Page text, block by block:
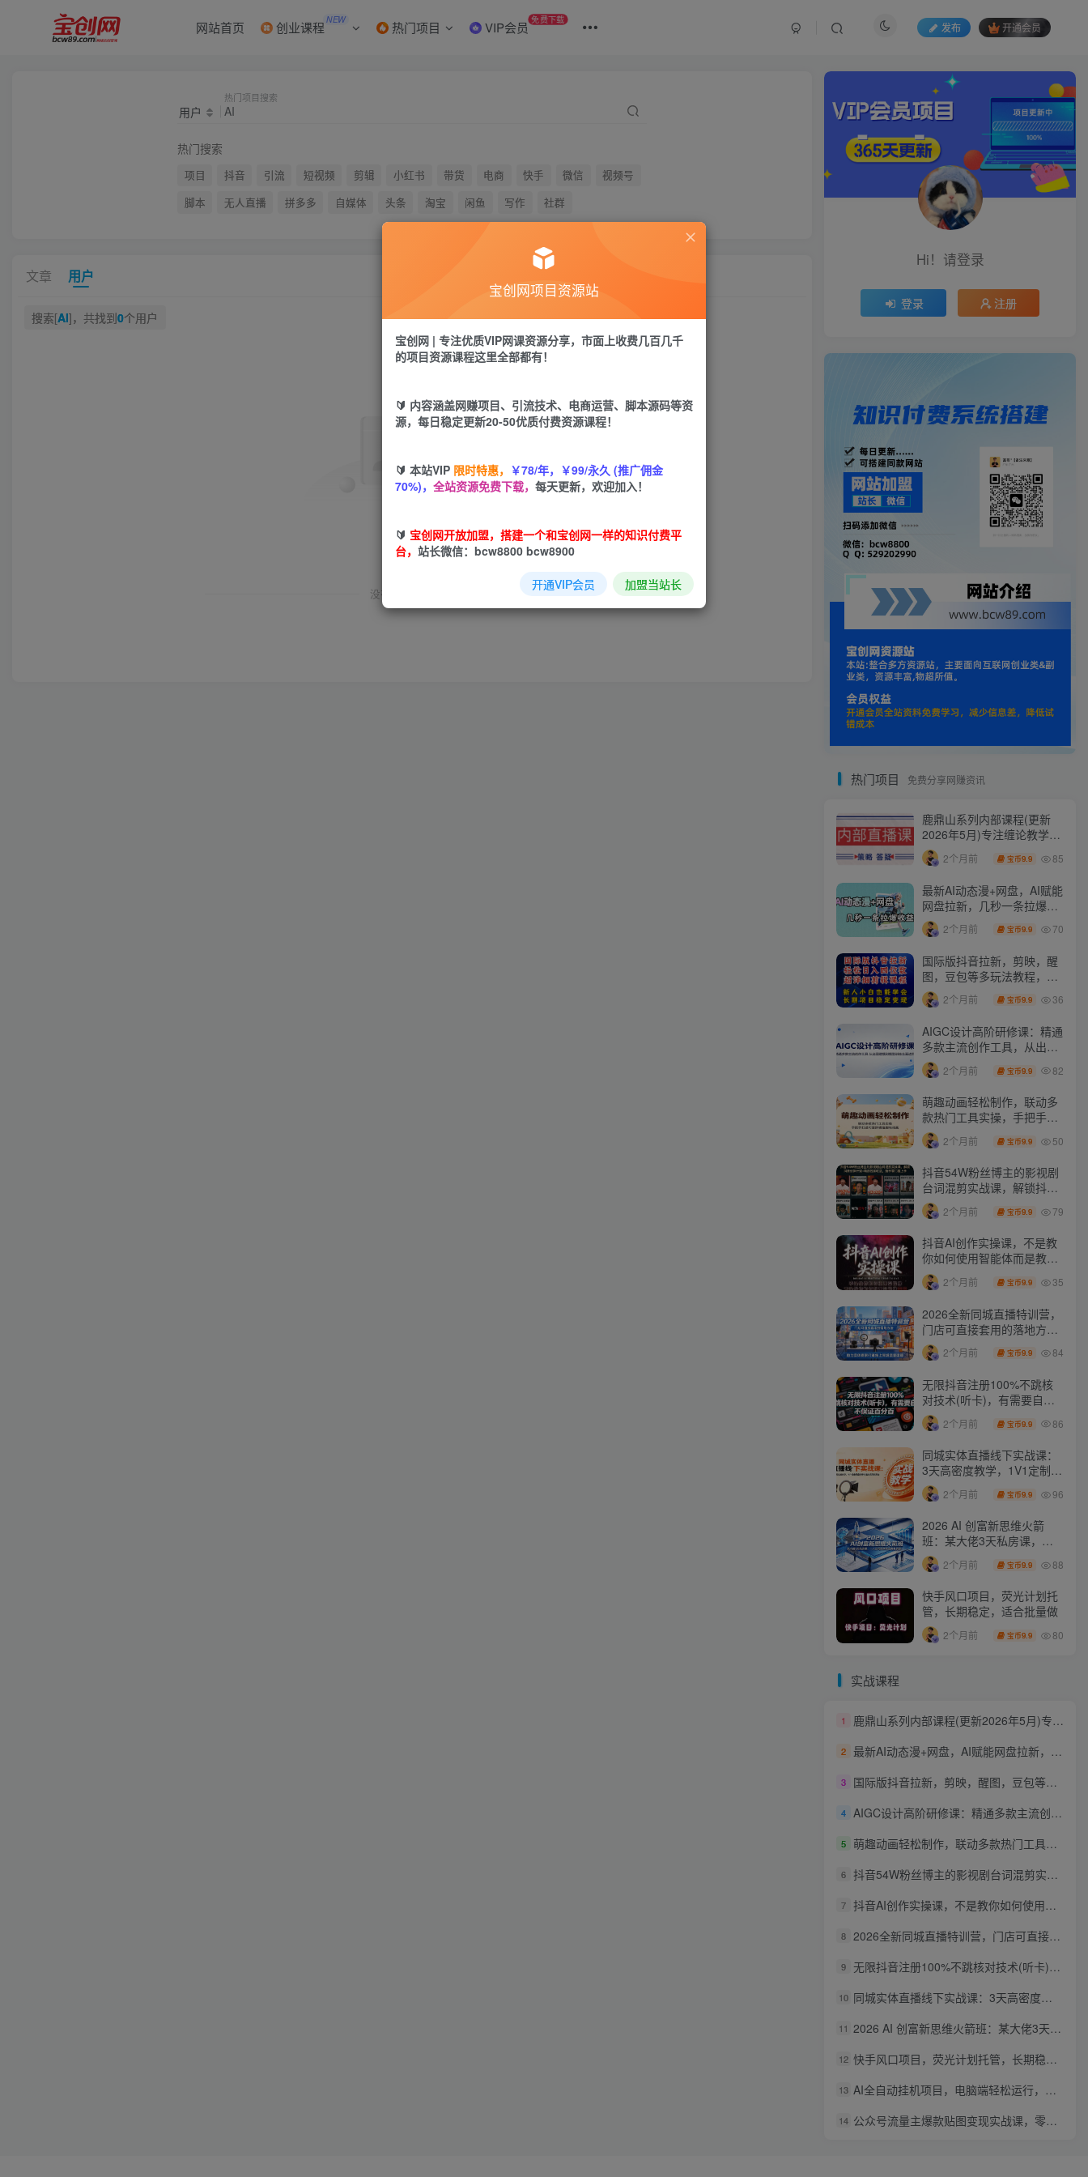
网站首页 创业课程 NEW 热门项目 VIP会员 免费下载
发布 开通会员
用户
热门项目搜索
热门搜索
项目 抖音 引流 短视频 剪辑 小红书 带货 电商 快手 微信
视频号
脚本
无人直播 拼多多 自媒体 头条 淘宝 闲鱼 写作 社群
文章 用户
搜索[AI]，共找到0个用户
没有找到相关用户
Hi！请登录
登录 注册
热门项目 免费分享网赚资讯
鹿鼎山系列内部课程(更新
2026年5月)专注缠论教学，
行情分析、学习答疑、机会
提示、实操讲解
2个月前 宝币9.9 85
最新AI动态漫+网盘，AI赋能
网盘拉新，几秒一条拉爆收
益
2个月前 宝币9.9 70
国际版抖音拉新，剪映，醒
图，豆包等多玩法教程，长
期可做的项目，轻松日入四
位数，深度揭秘玩法，干就
2个月前 宝币9.9 36
AIGC设计高阶研修课：精通
多款主流创作工具，从出图
建模到模型训练全面进阶
2个月前 宝币9.9 82
萌趣动画轻松制作，联动多
款热门工具实操，手把手打
造可爱胖橘猫趣味动画
2个月前 宝币9.9 50
抖音54W粉丝博主的影视剧
台词混剪实战课，解锁抖音
伙伴计划+精选独家收益，
新手零门槛上手
2个月前 宝币9.9 79
抖音AI创作实操课，不是教
你如何使用智能体而是教你
如何利用智能体变现(更新5
月) 2个月前 宝币9.9 35
2026全新同城直播特训营，
门店可直接套用的落地方
法，助力实体商家打通线上
同城流量渠道
2个月前 宝币9.9 84
无限抖音注册100%不跳核
对技术(听卡)，有需要自
测，不保证百分百
2个月前 宝币9.9 86
同城实体直播线下实战课：
3天高密度教学，1V1定制货
盘话术快速实现同城爆店
2个月前 宝币9.9 96
2026 AI 创富新思维火箭
班：某大佬3天私房课，一
人公司实体获客商机洞察
2个月前 宝币9.9 88
快手风口项目，荧光计划托
管，长期稳定，适合批量做
2个月前 宝币9.9 80
实战课程
1 鹿鼎山系列内部课程(更新2026年5月)专注缠论教学，行情分析、学习答疑、机会提示、实操讲解
2 最新AI动态漫+网盘，AI赋能网盘拉新，几秒一条拉爆收益
3 国际版抖音拉新，剪映，醒图，豆包等多玩法教程，长期可做的项目，轻松日入四位数，深度揭秘玩法，干就完了
4 AIGC设计高阶研修课：精通多款主流创作工具，从出图建模到模型训练全面进阶
5 萌趣动画轻松制作，联动多款热门工具实操，手把手打造可爱胖橘猫趣味动画
6 抖音54W粉丝博主的影视剧台词混剪实战课，解锁抖音伙伴计划+精选独家收益，新手零门槛上手
7 抖音AI创作实操课，不是教你如何使用智能体而是教你如何利用智能体变现(更新5月)
8 2026全新同城直播特训营，门店可直接套用的落地方法，助力实体商家打通线上同城流量渠道
9 无限抖音注册100%不跳核对技术(听卡)，有需要自测，不保证百分百
10 同城实体直播线下实战课：3天高密度教学，1V1定制货盘话术快速实现同城爆店
11 2026 AI 创富新思维火箭班：某大佬3天私房课，一人公司实体获客商机洞察
12 快手风口项目，荧光计划托管，长期稳定，适合批量做
13 AI全自动挂机项目，电脑端轻松运行，稳定日入500+，零门槛上手
14 公众号流量主爆款贴图变现实战课，零基础AI一键出图，轻松日入100+稳定收益
宝创网项目资源站
宝创网 | 专注优质VIP网课资源分享，市面上收费几百几千
的项目资源课程这里全部都有！
🔰 内容涵盖网赚项目、引流技术、电商运营、脚本源码等资
源，每日稳定更新20-50优质付费资源课程！
🔰 本站VIP 限时特惠， ￥78/年，￥99/永久 (推广佣金
70%)， 全站资源免费下载， 每天更新，欢迎加入！
🔰 宝创网开放加盟，搭建一个和宝创网一样的知识付费平
台， 站长微信：bcw8800 bcw8900
开通VIP会员 加盟当站长